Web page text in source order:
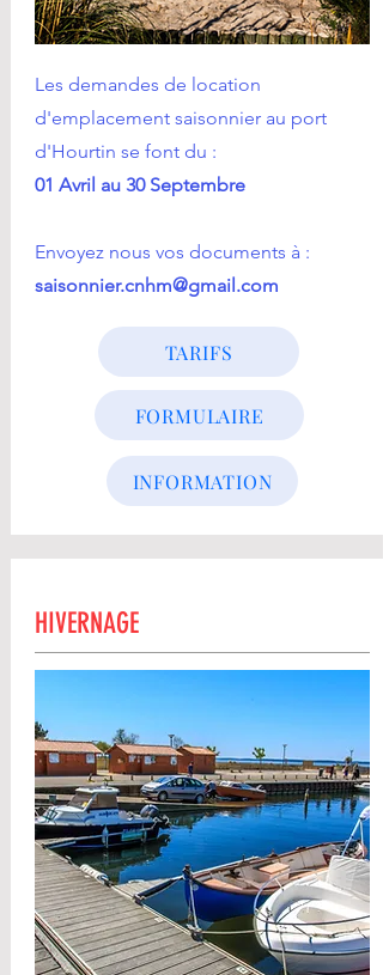
Les demandes de location
d'emplacement saisonnier au port
d'Hourtin se font du :
01 Avril au 30 Septembre
Envoyez nous vos documents à :
saisonnier.cnhm@gmail.com
TARIFS
FORMULAIRE
INFORMATION
HIVERNAGE